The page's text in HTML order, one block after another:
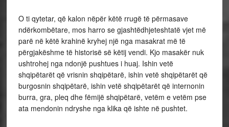
O ti qytetar, që kalon nëpër këtë rrugë të përmasave
ndërkombëtare, mos harro se gjashtëdhjeteshtatë vjet më
parë në këtë krahinë kryhej një nga masakrat më të
përgjakëshme të historisë së këtij vendi. Kjo masakër nuk
ushtrohej nga ndonjë pushtues i huaj. Ishin vetë
shqipëtarët që vrisnin shqipëtarë, ishin vetë shqipëtarët që
burgosnin shqipëtarë, ishin vetë shqipëtarët që internonin
burra, gra, pleq dhe fëmijë shqipëtarë, vetëm e vetëm pse
ata mendonin ndryshe nga klika që ishte në pushtet.